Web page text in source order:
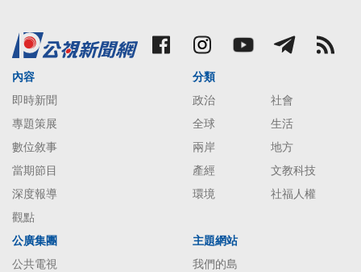
內容
即時新聞
專題策展
數位敘事
當期節目
深度報導
觀點
分類
政治
社會
全球
生活
兩岸
地方
產經
文教科技
環境
社福人權
公廣集團
公共電視
主題網站
我們的島